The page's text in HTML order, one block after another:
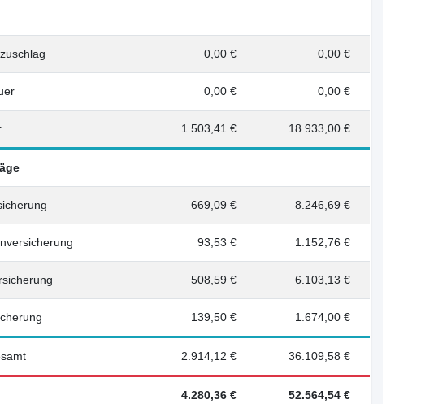
0,00 € 0,00 €
0,00 € 0,00 €
1.503,41 € 18.933,00 €
669,09 € 8.246,69 €
93,53 € 1.152,76 €
508,59 € 6.103,13 €
139,50 € 1.674,00 €
2.914,12 € 36.109,58 €
4.280,36 € 52.564,54 €